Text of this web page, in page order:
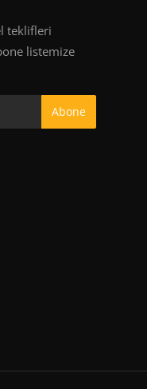
teklifleri
listemize
Abone